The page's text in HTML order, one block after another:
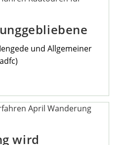
und Allgemeiner
wird